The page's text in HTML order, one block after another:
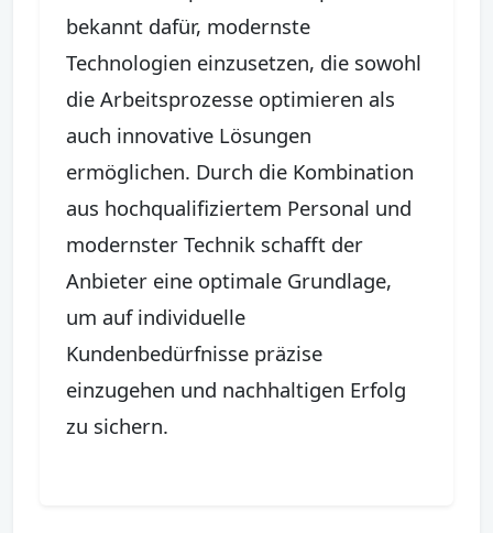
bekannt dafür, modernste
Technologien einzusetzen, die sowohl
die Arbeitsprozesse optimieren als
auch innovative Lösungen
ermöglichen. Durch die Kombination
aus hochqualifiziertem Personal und
modernster Technik schafft der
Anbieter eine optimale Grundlage,
um auf individuelle
Kundenbedürfnisse präzise
einzugehen und nachhaltigen Erfolg
zu sichern.